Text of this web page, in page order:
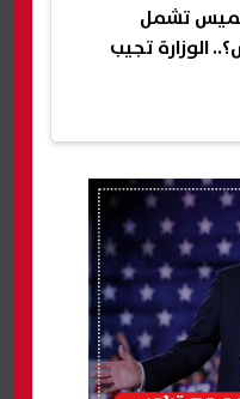
تشمل
الوزارة تجيب